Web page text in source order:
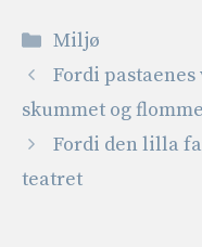
Kategorier
Miljø
Fordi
skummet og
Fordi den lilla
teatret